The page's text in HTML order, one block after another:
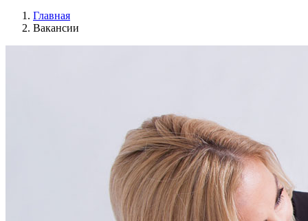
Главная
Вакансии